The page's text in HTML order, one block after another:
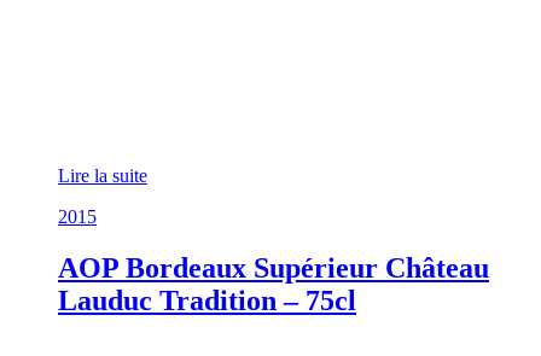
Lire la suite
2015
AOP Bordeaux Supérieur Château
Lauduc Tradition – 75cl